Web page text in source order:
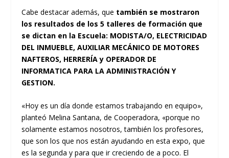
Cabe destacar además, que también se mostraron
los resultados de los 5 talleres de formación que
se dictan en la Escuela: MODISTA/O, ELECTRICIDAD
DEL INMUEBLE, AUXILIAR MECÁNICO DE MOTORES
NAFTEROS, HERRERÍA y OPERADOR DE
INFORMATICA PARA LA ADMINISTRACIÓN Y
GESTION.
«Hoy es un día donde estamos trabajando en equipo»,
planteó Melina Santana, de Cooperadora, «porque no
solamente estamos nosotros, también los profesores,
que son los que nos están ayudando en esta expo, que
es la segunda y para que ir creciendo de a poco. El